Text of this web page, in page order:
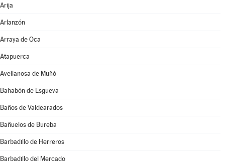
Arija
Arlanzón
Arraya de Oca
Atapuerca
Avellanosa de Muñó
Bahabón de Esgueva
Baños de Valdearados
Bañuelos de Bureba
Barbadillo de Herreros
Barbadillo del Mercado